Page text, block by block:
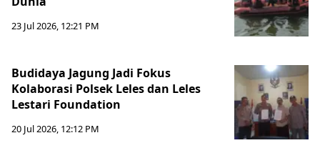
23 Jul 2026, 12:21 PM
Budidaya Jagung Jadi Fokus
Kolaborasi Polsek Leles dan Leles
Lestari Foundation
20 Jul 2026, 12:12 PM